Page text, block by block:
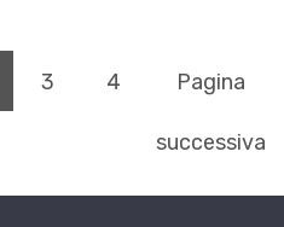
(pagina corrente)
3 4 Pagina
successiva